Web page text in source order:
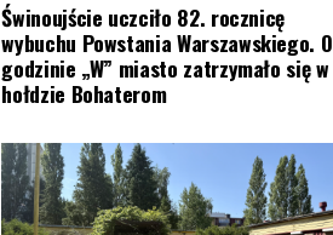
Świnoujście uczciło 82. rocznicę
wybuchu Powstania Warszawskiego. O
godzinie „W” miasto zatrzymało się w
hołdzie Bohaterom